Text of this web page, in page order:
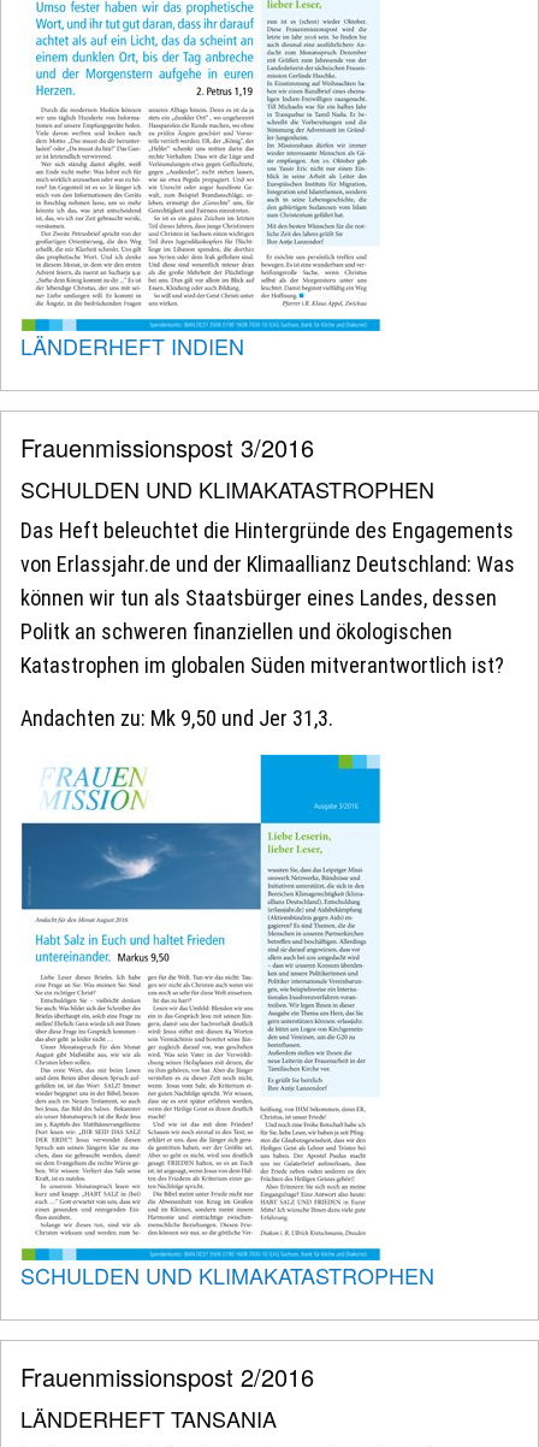
LÄNDERHEFT INDIEN
Frauenmissionspost 3/2016
SCHULDEN UND KLIMAKATASTROPHEN
Das Heft beleuchtet die Hintergründe des Engagements
von Erlassjahr.de und der Klimaallianz Deutschland: Was
können wir tun als Staatsbürger eines Landes, dessen
Politk an schweren finanziellen und ökologischen
Katastrophen im globalen Süden mitverantwortlich ist?
Andachten zu: Mk 9,50 und Jer 31,3.
SCHULDEN UND KLIMAKATASTROPHEN
Frauenmissionspost 2/2016
LÄNDERHEFT TANSANIA